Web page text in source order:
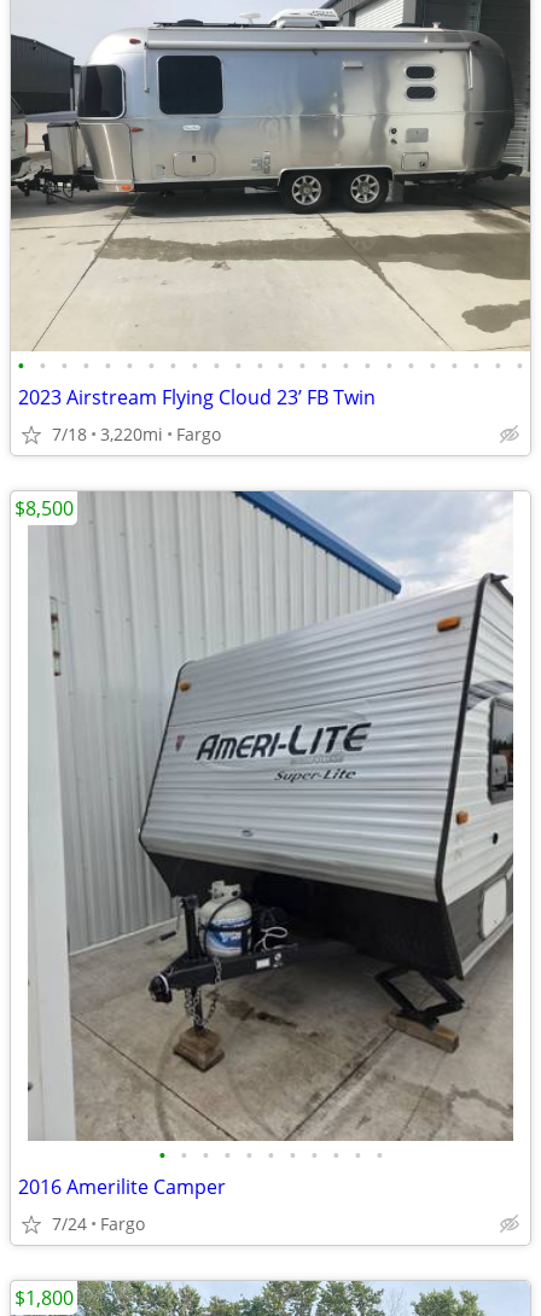
• • • • • • • • • • • • • • • • • • • • • • • •
2023 Airstream Flying Cloud 23’ FB Twin
7/18 3,220mi Fargo
• • • • • • • • • • •
2016 Amerilite Camper
7/24 Fargo
$8,500
$1,800